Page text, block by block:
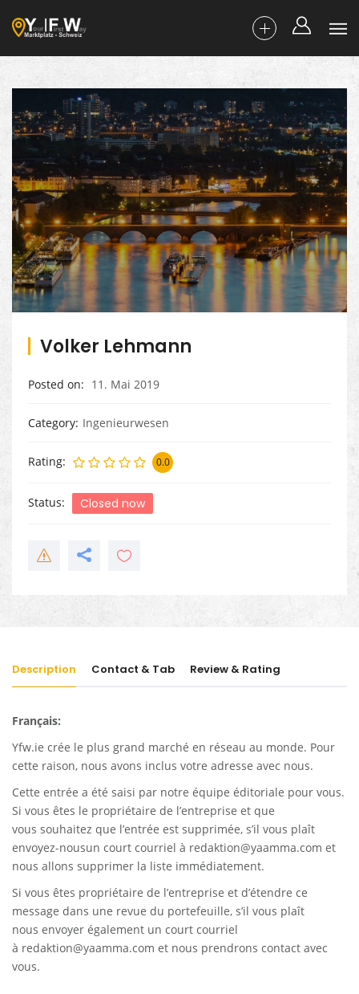
Volker Lehmann
Posted on 11. Mai 2019
Category Ingenieurwesen
Rating 0.0
Status Closed now
Description Contact & Tab Review & Rating
Français:
Yfw.ie crée le plus grand marché en réseau au monde. Pour
cette raison, nous avons inclus votre adresse avec nous.
Cette entrée a été saisi par notre équipe éditoriale pour vous.
Si vous êtes le propriétaire de l’entreprise et que
vous souhaitez que l’entrée est supprimée, s’il vous plaît
envoyez-nousun court courriel à redaktion@yaamma.com et
nous allons supprimer la liste immédiatement.
Si vous êtes propriétaire de l’entreprise et d’étendre ce
message dans une revue du portefeuille, s’il vous plaît
nous envoyer également un court courriel
à redaktion@yaamma.com et nous prendrons contact avec
vous.